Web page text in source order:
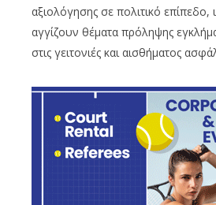
αξιολόγησης σε πολιτικό επίπεδο,
αγγίζουν θέματα πρόληψης
στις γειτονιές και αισθήματος